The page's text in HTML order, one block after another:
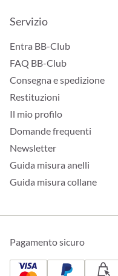
Servizio
Entra BB-Club
FAQ BB-Club
Consegna e spedizione
Restituzioni
Il mio profilo
Domande frequenti
Newsletter
Guida misura anelli
Guida misura collane
Pagamento sicuro